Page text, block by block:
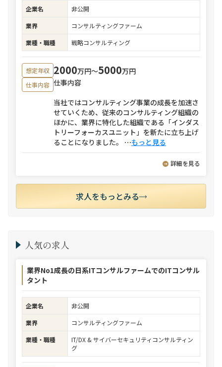
企業名
非公開
業界
コンサルティングファーム
業種・職種
戦略コンサルティング
想定年収 2000万円〜5000万円
仕事内容 仕事内容
当社ではコンサルティング事業の成長を加速さ
せていくため、従来のコンサルティング組織の
ほかに、業界に特化した組織である「インダス
トリーフォーカスユニット」を新たに立ち上げ
ることになりました。 ⋯もっと見る
詳細を見る
求人をもっとみる
人気の求人
業界No1成長の日系ITコンサルファームでのITコンサル
タント
企業名
非公開
業界
コンサルティングファーム
業種・職種
IT/DX & サイバーセキュリティコンサルティン
グ